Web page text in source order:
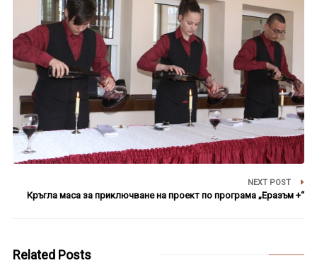
NEXT POST
Кръгла маса за приключване на проект по програма „Еразъм +“
Related Posts